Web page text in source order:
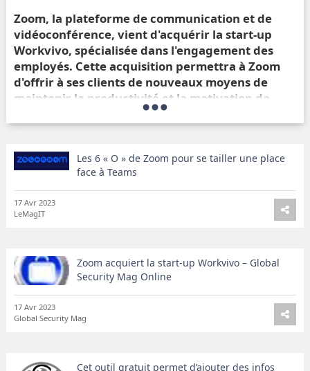
Zoom, la plateforme de communication et de
vidéoconférence, vient d'acquérir la start-up
Workvivo, spécialisée dans l'engagement des
employés. Cette acquisition permettra à Zoom
d'offrir à ses clients de nouveaux moyens de
maintenir la productivité et la motivation de
communication et d'engagement des employés encore plus
complète. Les clients de Zoom pourront ainsi organiser des
contenus, et encourager la collaboration entre les équipes.
Cette acquisition s'inscrit dans la stratégie de Zoom de
clients à maintenir un haut niveau de productivité et de
satisfaction des employés, même en période de travail à
distance.
En résumé :
Cette acquisition permettra à Zoom d'offrir à ses
Les 6 « O » de Zoom pour se tailler une place
face à Teams
17 Avr 2023
LeMagIT
Zoom acquiert la start-up Workvivo – Global
Security Mag Online
17 Avr 2023
Global Security Mag
Cet outil gratuit permet d’ajouter des infos
Share this widget
📌